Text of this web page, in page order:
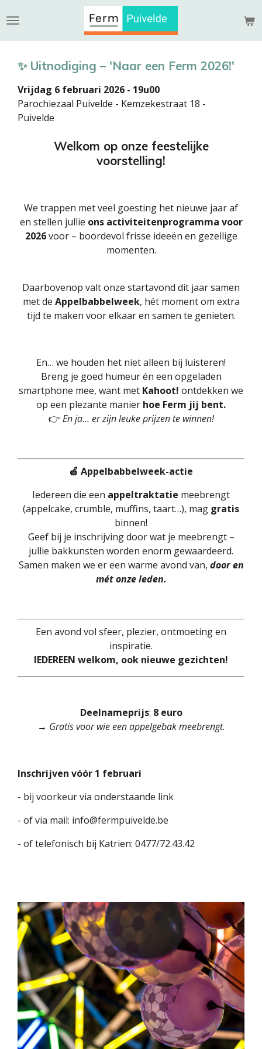
direct
naar
hoofdinhoud
✨ Uitnodiging – 'Naar een Ferm 2026!'
Vrijdag 6 februari 2026 - 19u00
Parochiezaal Puivelde - Kemzekestraat 18 -
Puivelde
Welkom op onze feestelijke
voorstelling!
We trappen met veel goesting het nieuwe jaar af
en stellen jullie ons activiteitenprogramma voor
2026voor – boordevol frisse ideeën en gezellige
momenten.
Daarbovenop valt onze startavond dit jaar samen
met de Appelbabbelweek, hét moment om extra
tijd te maken voor elkaar en samen te genieten.
En… we houden het niet alleen bij luisteren!
Breng je goed humeur én een opgeladen
smartphone mee, want met Kahoot! ontdekken we
op een plezante manier hoe Ferm jij bent.
👉 En ja… er zijn leuke prijzen te winnen!
🍎 Appelbabbelweek-actie
Iedereen die een appeltraktatie meebrengt
(appelcake, crumble, muffins, taart…), mag gratis
binnen!
Geef bij je inschrijving door wat je meebrengt –
jullie bakkunsten worden enorm gewaardeerd.
Samen maken we er een warme avond van, door en
mét onze leden.
Een avond vol sfeer, plezier, ontmoeting en
inspiratie.
IEDEREEN welkom, ook nieuwe gezichten!
Deelnameprijs: 8 euro
→ Gratis voor wie een appelgebak meebrengt.
Inschrijven vóór 1 februari
- bij voorkeur via onderstaande link
- of via mail: info@fermpuivelde.be
- of telefonisch bij Katrien: 0477/72.43.42